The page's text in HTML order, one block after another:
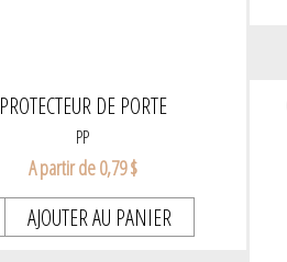
PROTECTEUR DE PORTE
PP
A partir de 0,79 $
AJOUTER AU PANIER